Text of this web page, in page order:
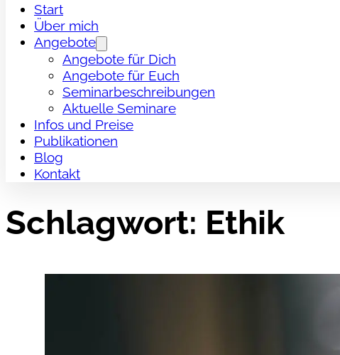
Start
Über mich
Angebote
Angebote für Dich
Angebote für Euch
Seminarbeschreibungen
Aktuelle Seminare
Infos und Preise
Publikationen
Blog
Kontakt
Schlagwort: Ethik